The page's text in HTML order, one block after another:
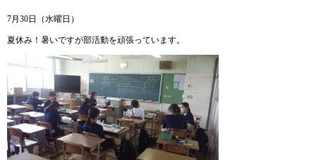
7月30日（水曜日）
夏休み！暑いですが部活動を頑張っています。